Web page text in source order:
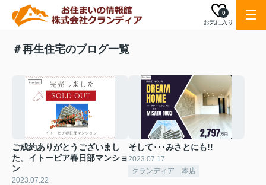
お気に入り
0
＃再生住宅のブログ一覧
ご成約ありがとうございまし
た。イトーピア春日部マンショ
ン
2023.07.22
そして･･･みさとにも!!
2023.07.17
クランディア 本店